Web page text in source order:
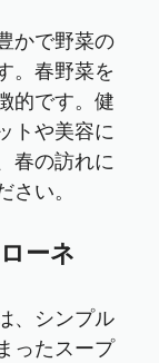
かで野菜の
。春野菜を
的です。健
トや美容に
春の訪れに
い。
ーネ
、シンプル
ったスープ